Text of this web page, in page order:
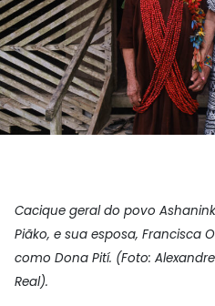
Cacique geral do povo
Piãko, e sua esposa, Francisca
como Dona Pití. (Foto:
Real).